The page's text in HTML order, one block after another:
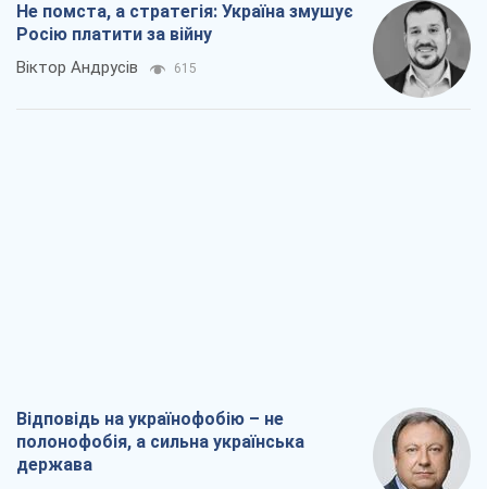
Не помста, а стратегія: Україна змушує
Росію платити за війну
Віктор Андрусів 615
Відповідь на українофобію – не
полонофобія, а сильна українська
держава